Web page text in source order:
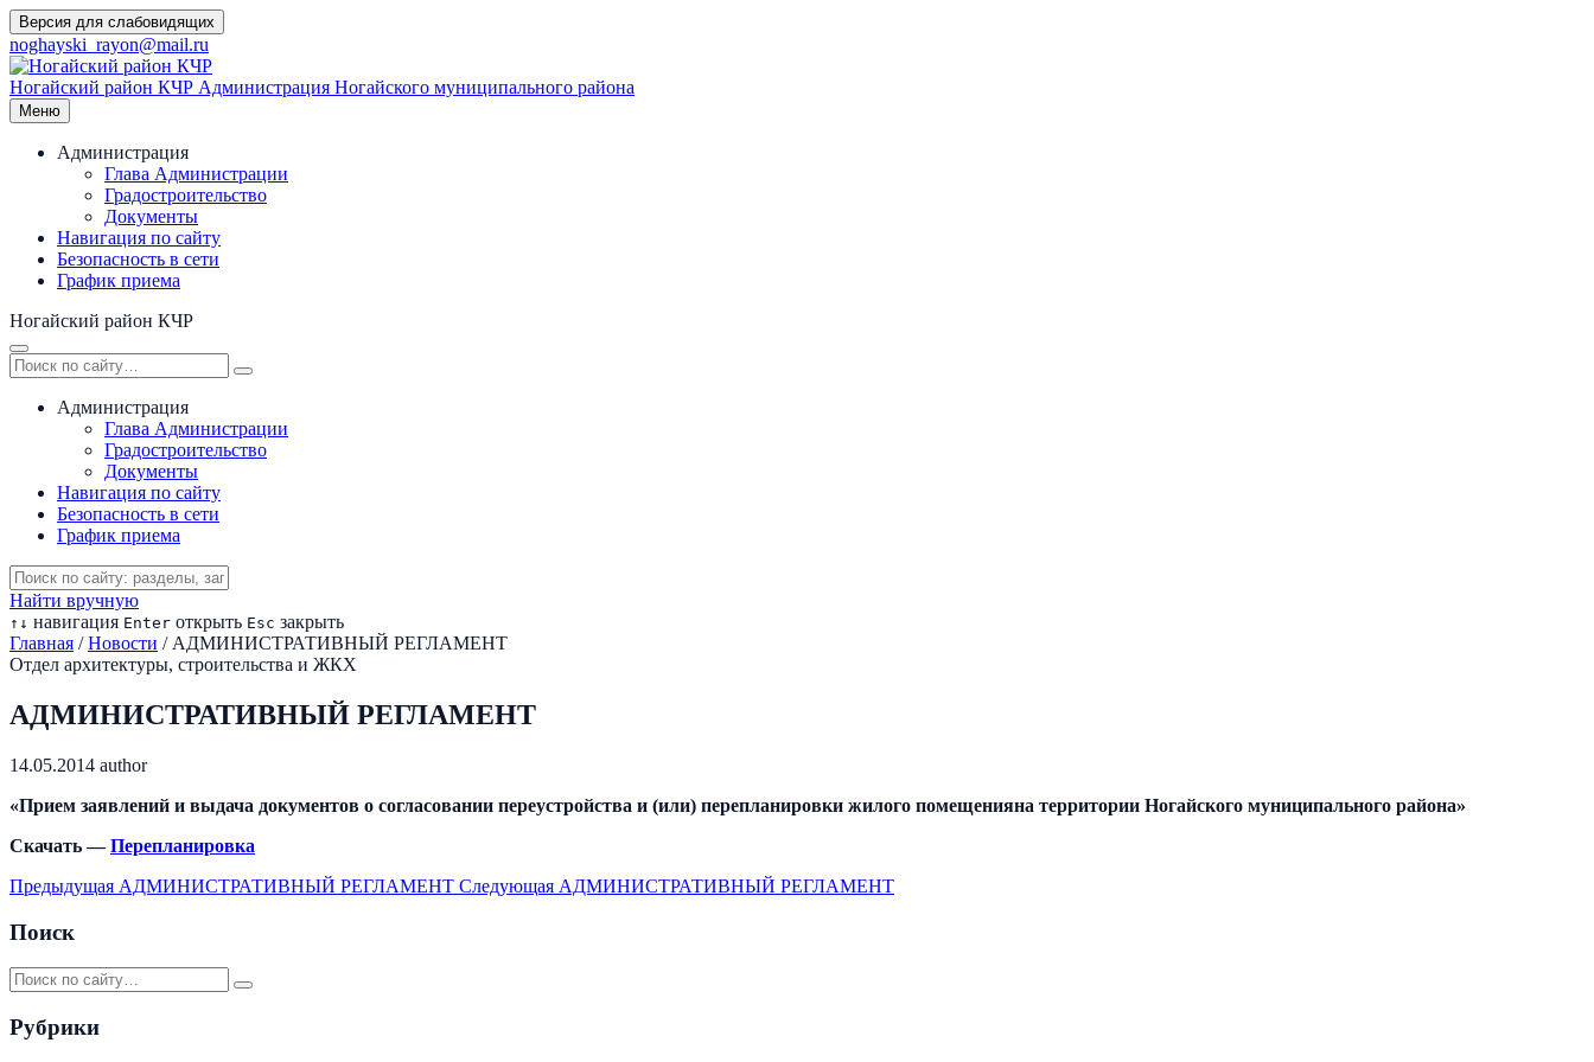
Перейти
к
содержимому
Версия для слабовидящих
noghayski_rayon@mail.ru
Ногайский район КЧР Администрация Ногайского муниципального района
Меню
Администрация
Глава Администрации
Градостроительство
Документы
Навигация по сайту
Безопасность в сети
График приема
Ногайский район КЧР
Администрация
Глава Администрации
Градостроительство
Документы
Навигация по сайту
Безопасность в сети
График приема
Найти вручную
↑ ↓ навигация Enter открыть Esc закрыть
Главная / Новости / АДМИНИСТРАТИВНЫЙ РЕГЛАМЕНТ
Отдел архитектуры, строительства и ЖКХ
АДМИНИСТРАТИВНЫЙ РЕГЛАМЕНТ
14.05.2014 author
«Прием заявлений и выдача документов о согласовании переустройства и (или) перепланировки жилого помещенияна территории Ногайского муниципального района»
Скачать —Перепланировка
Предыдущая АДМИНИСТРАТИВНЫЙ РЕГЛАМЕНТ Следующая АДМИНИСТРАТИВНЫЙ РЕГЛАМЕНТ
Поиск
Рубрики